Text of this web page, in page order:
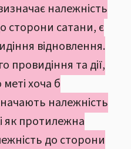
належність
сторони сатани, є
відновлення.
провидіння та дії,
хоча б
належність
як протилежна
до сторони